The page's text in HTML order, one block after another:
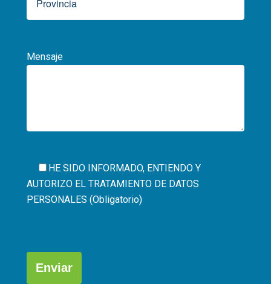
Mensaje
HE SIDO INFORMADO, ENTIENDO Y
AUTORIZO EL TRATAMIENTO DE DATOS
PERSONALES (Obligatorio)
deja